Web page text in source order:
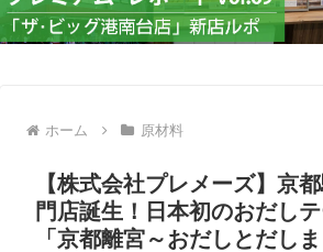
ホーム 原材料
【株式会社プレメーズ】京
門店誕生！日本初のおだし
「京都離宮～おだしとだし